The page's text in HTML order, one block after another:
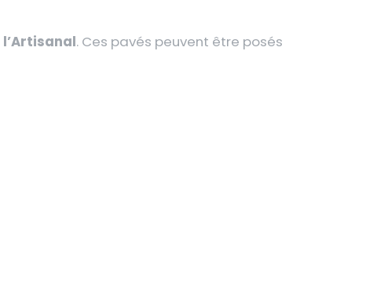
l’Artisanal. Ces pavés peuvent être posés